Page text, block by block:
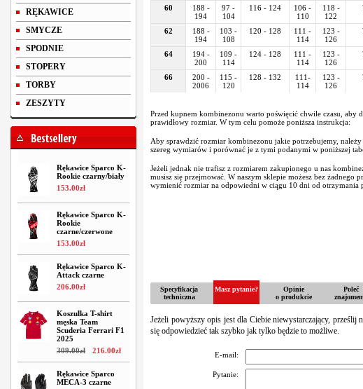
RĘKAWICE
SMYCZE
SPODNIE
STOPERY
TORBY
ZESZYTY
Rękawice Sparco K-
Rookie czarny/biały
153.00zł
Rękawice Sparco K-
Rookie
czarne/czerwone
153.00zł
Rękawice Sparco K-
Attack czarne
206.00zł
Koszulka T-shirt
męska Team
Scuderia Ferrari F1
2025
309.00zł 216.00zł
Rękawice Sparco
MECA-3 czarne
60
188 -
194
97 -
104
116 - 124
106 -
110
118 -
122
62
188 -
194
103 -
108
120 - 128
111 -
114
123 -
126
64
194 -
200
109 -
114
124 - 128
111 -
114
123 -
126
66
200 -
2006
115 -
120
128 - 132
111-
114
123 -
126
Przed kupnem kombinezonu warto poświęcić chwile czasu, aby
prawidłowy rozmiar. W tym celu pomoże poniższa instrukcja:
Aby sprawdzić rozmiar kombinezonu jakie potrzebujemy,
szereg wymiarów i porównać je z tymi podanymi w poniższej
Jeżeli jednak nie trafisz z rozmiarem zakupionego u nas
musisz się przejmować. W naszym sklepie możesz bez żadnego
wymienić rozmiar na odpowiedni w ciągu 10 dni od otrzymania
Specyfikacja
techniczna
Masz pytanie?
Opinie
o produkcie
Poleć
Jeżeli powyższy opis jest dla Ciebie niewystarczający, prześlij
się odpowiedzieć tak szybko jak tylko będzie to możliwe.
E-mail:
Pytanie: